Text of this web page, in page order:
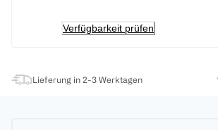
Verfügbarkeit prüfen
Lieferung in 2-3 Werktagen